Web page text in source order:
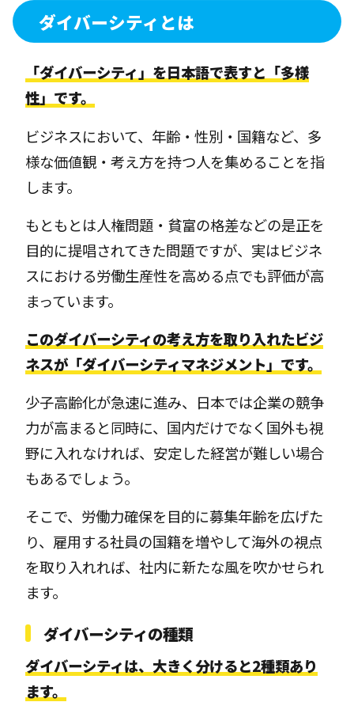
ダイバーシティとは
「ダイバーシティ」を日本語で表すと「多様
性」です。
ビジネスにおいて、年齢・性別・国籍など、多
様な価値観・考え方を持つ人を集めることを指
します。
もともとは人権問題・貧富の格差などの是正を
目的に提唱されてきた問題ですが、実はビジネ
スにおける労働生産性を高める点でも評価が高
まっています。
このダイバーシティの考え方を取り入れたビジ
ネスが「ダイバーシティマネジメント」です。
少子高齢化が急速に進み、日本では企業の競争
力が高まると同時に、国内だけでなく国外も視
野に入れなければ、安定した経営が難しい場合
もあるでしょう。
そこで、労働力確保を目的に募集年齢を広げた
り、雇用する社員の国籍を増やして海外の視点
を取り入れれば、社内に新たな風を吹かせられ
ます。
ダイバーシティの種類
ダイバーシティは、大きく分けると2種類あり
ます。